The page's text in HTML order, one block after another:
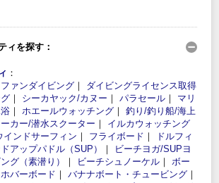
ィを探す：
：
ファンダイビング ｜ ダイビングライセンス取得
｜ シーカヤック/カヌー ｜ パラセール ｜ マリ
｜ ホエールウォッチング ｜ 釣り/釣り船/海上
カー/潜水スクーター ｜ イルカウォッチング
インドサーフィン ｜ フライボード ｜
ドルフィ
アップパドル（SUP） ｜
ビーチヨガ/SUPヨ
グ（素潜り） ｜ ビーチシュノーケル ｜ ボー
ホバーボード ｜ バナナボート・チュービング ｜